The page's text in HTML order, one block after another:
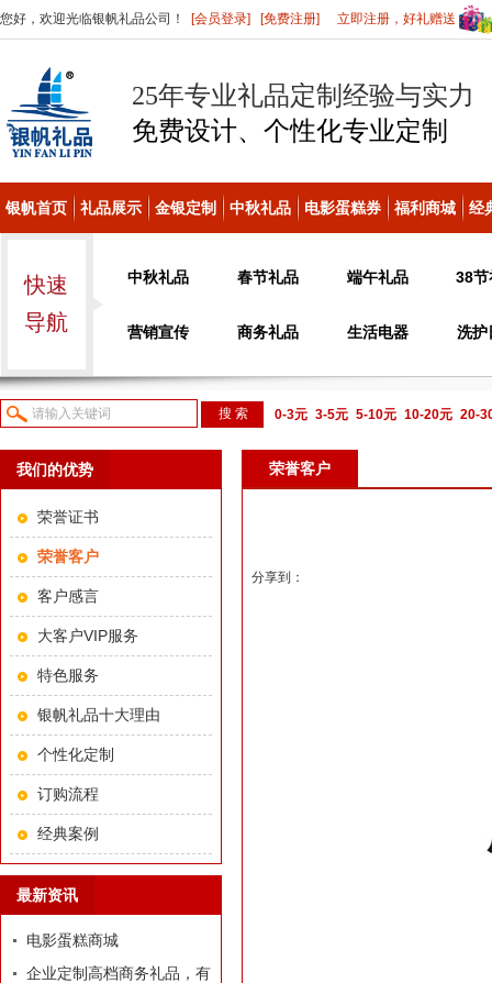
您好，欢迎光临银帆礼品公司！ [会员登录] [免费注册] 立即注册，好礼赠送
25年专业礼品定制经验与实力
免费设计、个性化专业定制
银帆首页 礼品展示 金银定制 中秋礼品 电影蛋糕券 福利商城 经
快速
导航
中秋礼品 春节礼品 端午礼品 38节
营销宣传 商务礼品 生活电器 洗护
0-3元 3-5元 5-10元 10-20元 20-
议或电话咨询
我们的优势
荣誉证书
荣誉客户
客户感言
大客户VIP服务
特色服务
银帆礼品十大理由
个性化定制
订购流程
经典案例
最新资讯
电影蛋糕商城
企业定制高档商务礼品，有
荣誉客户
分享到：